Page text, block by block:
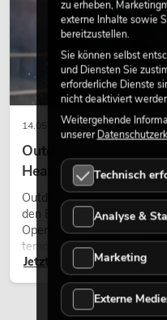
14.05.2026
Outdoor Moving-
Heads bei Events
Outdoor Moving-Heads
den Einsatz im Freien. Sie
Open-Air-Konzerten,
temporären
Jetzt lesen
zu erheben,
externe Inhalte sowie
bereitzustellen.
Sie können selbst
und Diensten Sie
erforderliche Dienste
nicht deaktiviert
Weitergehende
unserer
Technisch
Analyse &
Marketing
Externe